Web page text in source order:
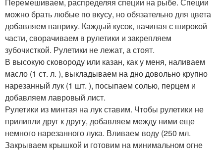
можно брать любые по вкусу, но обязательно для цвета
добавляем паприку. Каждый кусок, начиная с широкой
части, сворачиваем в рулетики и закрепляем
зубочисткой. Рулетики не лежат, а стоят.
В высокую сковороду или казан, как у меня, наливаем
масло (1 ст. л. ), выкладываем на дно довольно крупно
нарезанный лук (1 шт. ), посыпаем солью, перцем и
добавляем лавровый лист.
Рулетики из минтая на лук ставим. Чтобы рулетики не
прилипли друг к другу, добавляем между ними еще
немного нарезанного лука. Вливаем воду (250 мл.
Закрываем крышкой и готовим на минимальном огне